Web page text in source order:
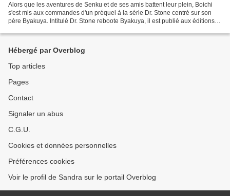
Alors que les aventures de Senku et de ses amis battent leur plein, Boichi
s'est mis aux commandes d'un préquel à la série Dr. Stone centré sur son
père Byakuya. Intitulé Dr. Stone reboote Byakuya, il est publié aux éditions
Hébergé par Overblog
Top articles
Pages
Contact
Signaler un abus
C.G.U.
Cookies et données personnelles
Préférences cookies
Voir le profil de Sandra sur le portail Overblog